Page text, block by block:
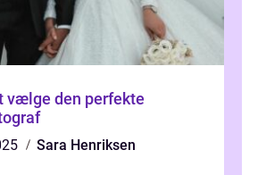
vælge den perfekte
Sara Henriksen